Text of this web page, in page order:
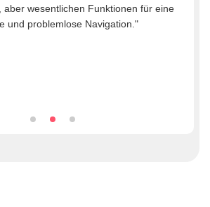
SoundCloud und vielen mehr
Sie können Audiodateien in der